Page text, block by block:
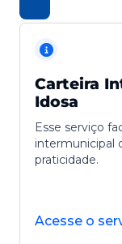
Carteira
Idosa
Esse serviço
intermunicipal
praticidade.
Acesse o